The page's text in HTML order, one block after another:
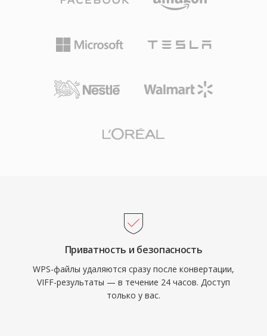
Приватность и безопасность
WPS-файлы удаляются сразу после конвертации,
VIFF-результаты — в течение 24 часов. Доступ
только у вас.